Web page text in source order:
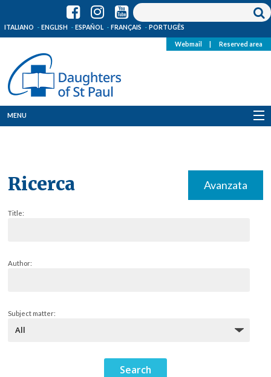
ITALIANO ENGLISH ESPAÑOL FRANÇAIS PORTUGÊS
Webmail Reserved area
MENU
Ricerca Avanzata
Title:
Author:
Subject matter: